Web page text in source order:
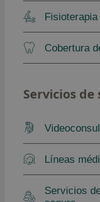
Fisioterapia
Cobertura
Servicios
Líneas
Servicios